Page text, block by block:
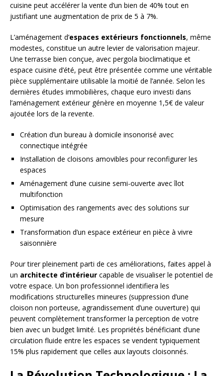
cuisine peut accélérer la vente d’un bien de 40% tout en
justifiant une augmentation de prix de 5 à 7%.
L’aménagement d’espaces extérieurs fonctionnels, même
modestes, constitue un autre levier de valorisation majeur.
Une terrasse bien conçue, avec pergola bioclimatique et
espace cuisine d’été, peut être présentée comme une véritable
pièce supplémentaire utilisable la moitié de l’année. Selon les
dernières études immobilières, chaque euro investi dans
l’aménagement extérieur génère en moyenne 1,5€ de valeur
ajoutée lors de la revente.
Création d’un bureau à domicile insonorisé avec
connectique intégrée
Installation de cloisons amovibles pour reconfigurer les
espaces
Aménagement d’une cuisine semi-ouverte avec îlot
multifonction
Optimisation des rangements avec des solutions sur
mesure
Transformation d’un espace extérieur en pièce à vivre
saisonnière
Pour tirer pleinement parti de ces améliorations, faites appel à
un architecte d’intérieur capable de visualiser le potentiel de
votre espace. Un bon professionnel identifiera les
modifications structurelles mineures (suppression d’une
cloison non porteuse, agrandissement d’une ouverture) qui
peuvent complètement transformer la perception de votre
bien avec un budget limité. Les propriétés bénéficiant d’une
circulation fluide entre les espaces se vendent typiquement
15% plus rapidement que celles aux layouts cloisonnés.